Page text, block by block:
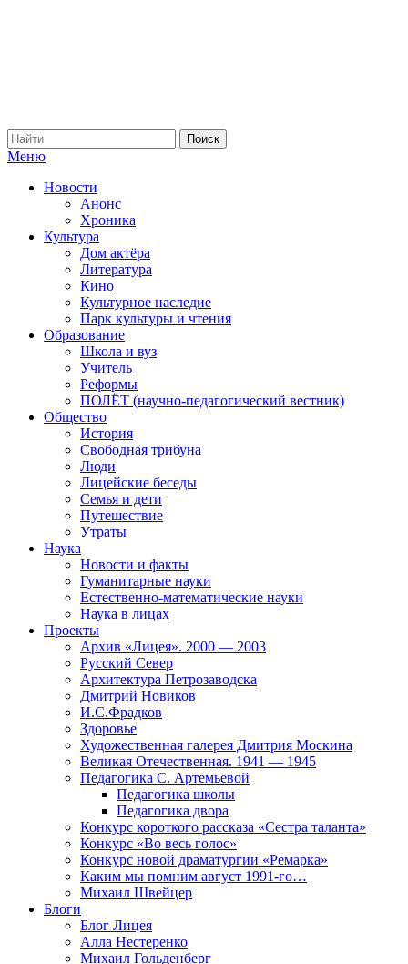
Меню
Новости
Анонс
Хроника
Культура
Дом актёра
Литература
Кино
Культурное наследие
Парк культуры и чтения
Образование
Школа и вуз
Учитель
Реформы
ПОЛЁТ (научно-педагогический вестник)
Общество
История
Свободная трибуна
Люди
Лицейские беседы
Семья и дети
Путешествие
Утраты
Наука
Новости и факты
Гуманитарные науки
Естественно-математические науки
Наука в лицах
Проекты
Архив «Лицея». 2000 — 2003
Русский Север
Архитектура Петрозаводска
Дмитрий Новиков
И.С.Фрадков
Здоровье
Художественная галерея Дмитрия Москина
Великая Отечественная. 1941 — 1945
Педагогика С. Артемьевой
Педагогика школы
Педагогика двора
Конкурс короткого рассказа «Сестра таланта»
Конкурс «Во весь голос»
Конкурс новой драматургии «Ремарка»
Каким мы помним август 1991-го…
Михаил Швейцер
Блоги
Блог Лицея
Алла Нестеренко
Михаил Гольденберг